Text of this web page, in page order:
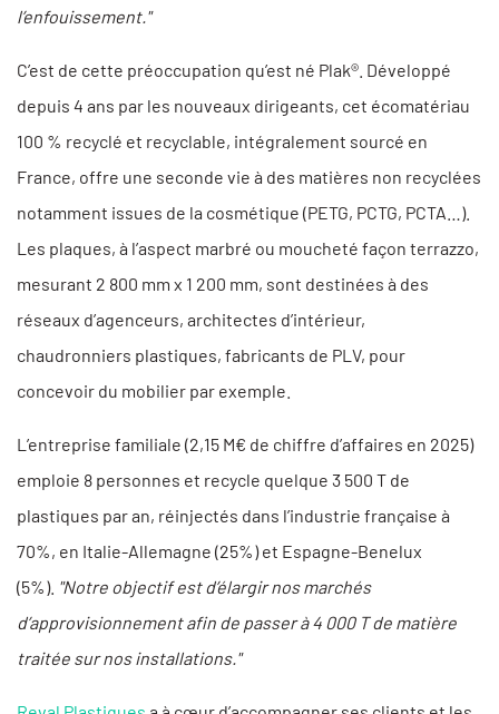
l’enfouissement."
C’est de cette préoccupation qu’est né Plak®. Développé
depuis 4 ans par les nouveaux dirigeants, cet écomatériau
100 % recyclé et recyclable, intégralement sourcé en
France, offre une seconde vie à des matières non recyclées
notamment issues de la cosmétique (PETG, PCTG, PCTA…).
Les plaques, à l’aspect marbré ou moucheté façon terrazzo,
mesurant 2 800 mm x 1 200 mm, sont destinées à des
réseaux d’agenceurs, architectes d’intérieur,
chaudronniers plastiques, fabricants de PLV, pour
concevoir du mobilier par exemple.
L’entreprise familiale (2,15 M€ de chiffre d’affaires en 2025)
emploie 8 personnes et recycle quelque 3 500 T de
plastiques par an, réinjectés dans l’industrie française à
70%, en Italie-Allemagne (25%) et Espagne-Benelux
(5%). "Notre objectif est d’élargir nos marchés
d’approvisionnement afin de passer à 4 000 T de matière
traitée sur nos installations."